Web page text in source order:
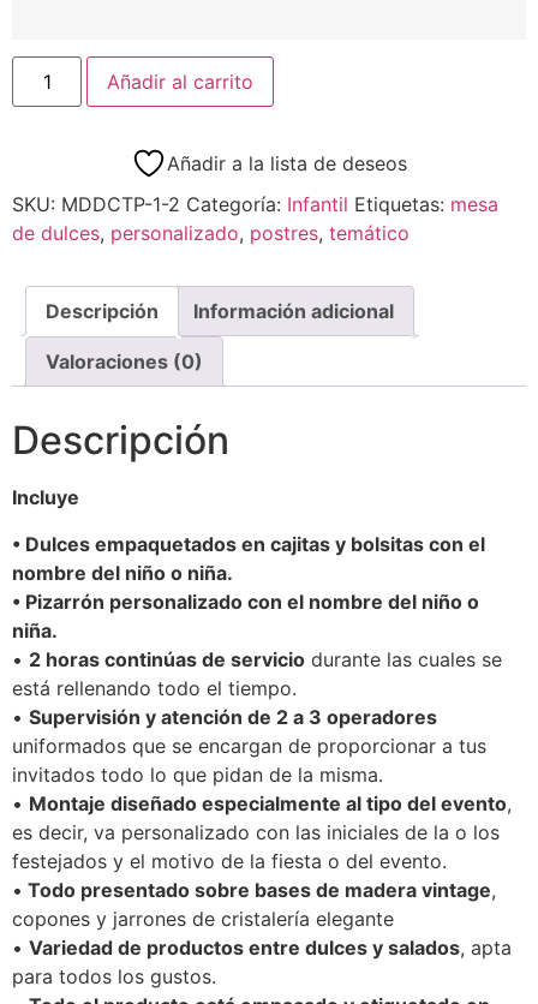
Añadir al carrito
Añadir a la lista de deseos
SKU: MDDCTP-1-2 Categoría: Infantil Etiquetas: mesa
de dulces, personalizado, postres, temático
Descripción Información adicional
Valoraciones (0)
Descripción
Incluye
• Dulces empaquetados en cajitas y bolsitas con el
nombre del niño o niña.
• Pizarrón personalizado con el nombre del niño o
niña.
• 2 horas continúas de servicio durante las cuales se
está rellenando todo el tiempo.
• Supervisión y atención de 2 a 3 operadores
uniformados que se encargan de proporcionar a tus
invitados todo lo que pidan de la misma.
• Montaje diseñado especialmente al tipo del evento,
es decir, va personalizado con las iniciales de la o los
festejados y el motivo de la fiesta o del evento.
• Todo presentado sobre bases de madera vintage,
copones y jarrones de cristalería elegante
• Variedad de productos entre dulces y salados, apta
para todos los gustos.